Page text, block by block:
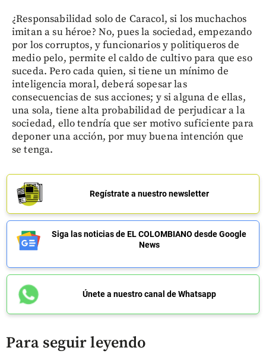
¿Responsabilidad solo de Caracol, si los muchachos
imitan a su héroe? No, pues la sociedad, empezando
por los corruptos, y funcionarios y politiqueros de
medio pelo, permite el caldo de cultivo para que eso
suceda. Pero cada quien, si tiene un mínimo de
inteligencia moral, deberá sopesar las
consecuencias de sus acciones; y si alguna de ellas,
una sola, tiene alta probabilidad de perjudicar a la
sociedad, ello tendría que ser motivo suficiente para
deponer una acción, por muy buena intención que
se tenga.
Regístrate a nuestro newsletter
Siga las noticias de EL COLOMBIANO desde Google
News
Únete a nuestro canal de Whatsapp
Para seguir leyendo